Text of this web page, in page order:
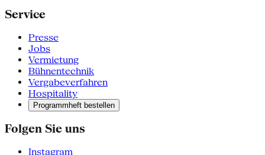
Service
Presse
Jobs
Vermietung
Bühnentechnik
Vergabeverfahren
Hospitality
Programmheft bestellen
Folgen Sie uns
Instagram